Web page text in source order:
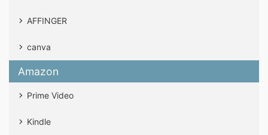
AFFINGER
canva
Amazon
Prime Video
Kindle